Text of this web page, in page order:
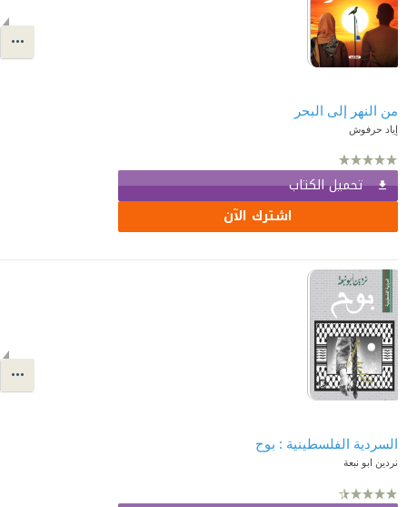
من النهر إلى البحر
إياد حرفوش
تحميل الكتاب
اشترك الآن
السردية الفلسطينية : بوح
نردين ابو نبعة